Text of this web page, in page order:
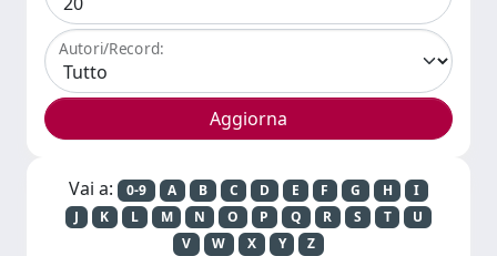
Autori/Record:
Vai a: 0-9 A B C D E F G H
I
J
K L M N O P Q R S T
U
V
W X Y Z